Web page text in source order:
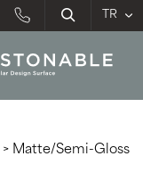
> Matte/Semi-Gloss